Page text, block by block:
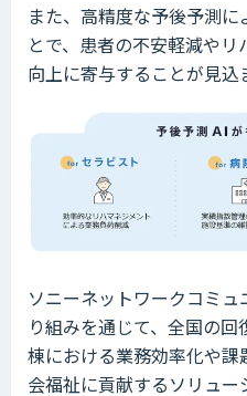
また、高精度な予後予測
とで、患者の不安軽減や
向上に寄与することが見込
ソニーネットワークコミ
り組みを通じて、全国の
棟における業務効率化や
会福祉に貢献するソリュ